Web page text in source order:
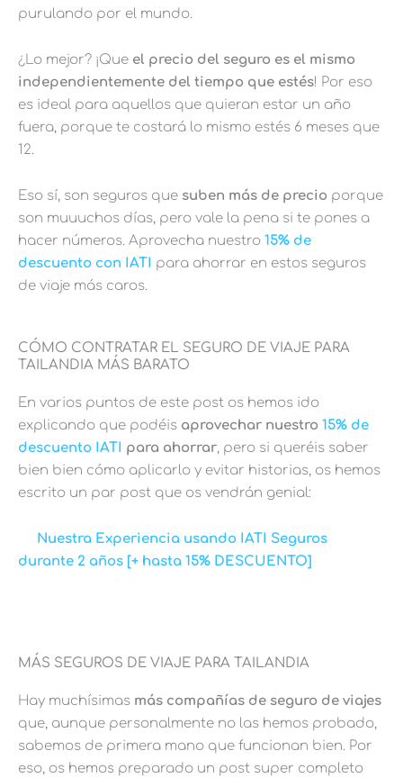
purulando por el mundo.
¿Lo mejor? ¡Que el precio del seguro es el mismo
independientemente del tiempo que estés! Por eso
es ideal para aquellos que quieran estar un año
fuera, porque te costará lo mismo estés 6 meses que
12.
Eso sí, son seguros que suben más de precio porque
son muuuchos días, pero vale la pena si te pones a
hacer números. Aprovecha nuestro 15% de
descuento con IATI para ahorrar en estos seguros
de viaje más caros.
CÓMO CONTRATAR EL SEGURO DE VIAJE PARA
TAILANDIA MÁS BARATO
En varios puntos de este post os hemos ido
explicando que podéis aprovechar nuestro 15% de
descuento IATI para ahorrar, pero si queréis saber
bien bien cómo aplicarlo y evitar historias, os hemos
escrito un par post que os vendrán genial:
Nuestra Experiencia usando IATI Seguros
durante 2 años [+ hasta 15% DESCUENTO]
MÁS SEGUROS DE VIAJE PARA TAILANDIA
Hay muchísimas más compañías de seguro de viajes
que, aunque personalmente no las hemos probado,
sabemos de primera mano que funcionan bien. Por
eso, os hemos preparado un post super completo